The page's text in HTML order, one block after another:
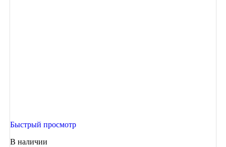
Быстрый просмотр
В наличии